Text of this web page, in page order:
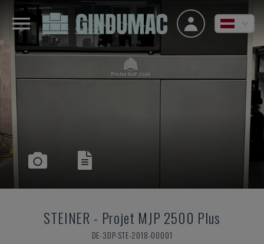
STEINER - Projet MJP 2500 Plus
DE-3DP-STE-2018-00001